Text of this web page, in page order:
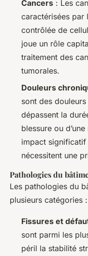
Cancers : Les
caractérisées par
contrôlée de
joue un rôle
traitement des
tumorales.
Douleurs
sont des
dépassent la
blessure ou
impact
nécessitent une
Pathologies du
Les pathologies du
plusieurs catégories :
Fissures et
sont parmi les
péril la stabilité